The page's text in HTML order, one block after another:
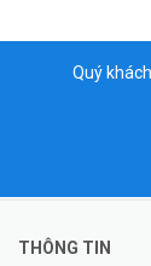
Quý
THÔNG TIN